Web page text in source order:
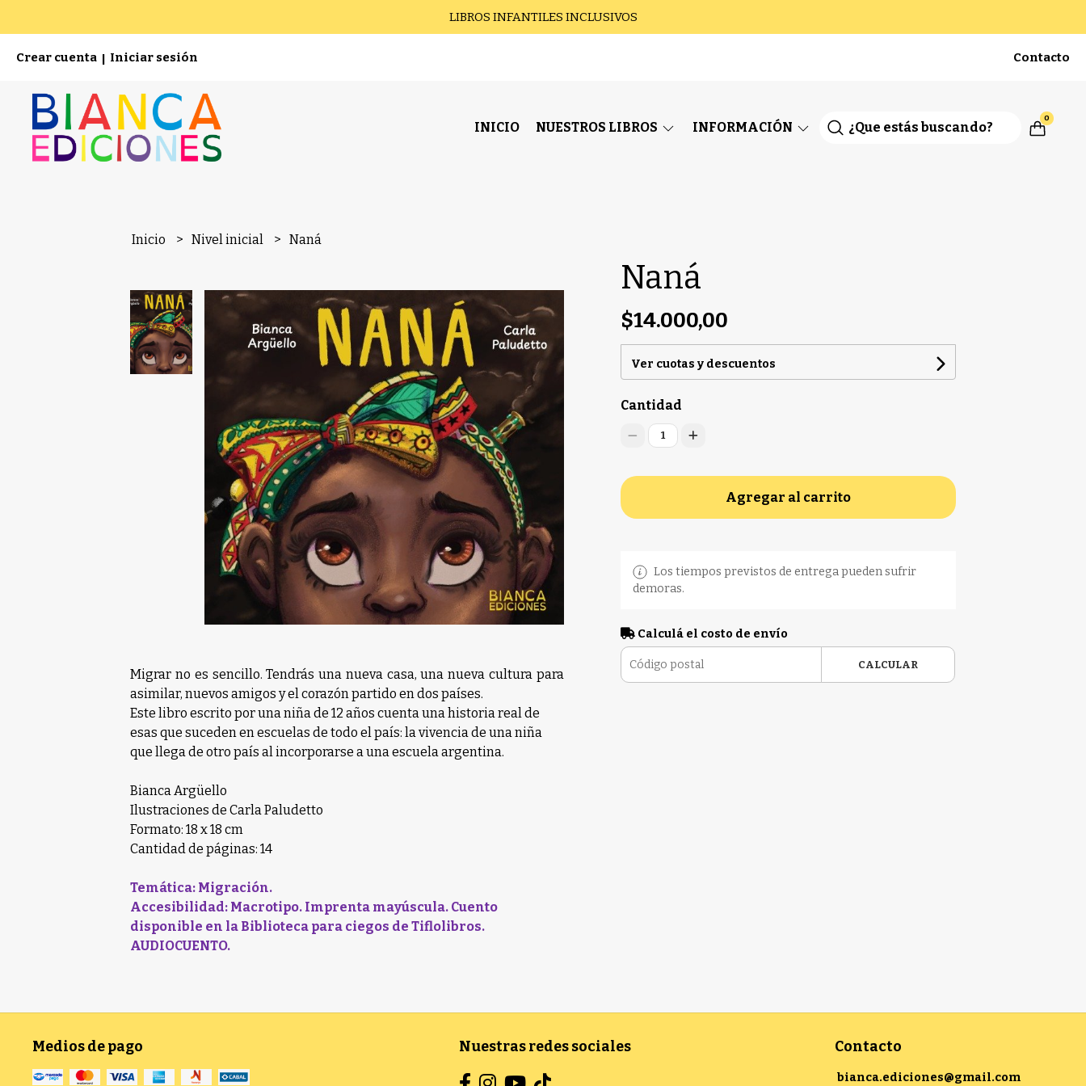
LIBROS INFANTILES INCLUSIVOS
Crear cuenta | Iniciar sesión Contacto
INICIO NUESTROS LIBROS INFORMACIÓN
0
Inicio Nivel inicial Naná
Migrar no es sencillo. Tendrás una nueva casa, una nueva cultura para
asimilar, nuevos amigos y el corazón partido en dos países.
Este libro escrito por una niña de 12 años cuenta una historia real de
esas que suceden en escuelas de todo el país: la vivencia de una niña
que llega de otro país al incorporarse a una escuela argentina.
Bianca Argüello
Ilustraciones de Carla Paludetto
Formato: 18 x 18 cm
Cantidad de páginas: 14
Temática: Migración.
Accesibilidad: Macrotipo. Imprenta mayúscula. Cuento
disponible en la Biblioteca para ciegos de Tiflolibros.
AUDIOCUENTO.
Naná
$14.000,00
Ver cuotas y descuentos
Cantidad
1
Agregar al carrito
Los tiempos previstos de entrega pueden sufrir
demoras.
Calculá el costo de envío
CALCULAR
Medios de pago Nuestras redes sociales Contacto
bianca.ediciones@gmail.com